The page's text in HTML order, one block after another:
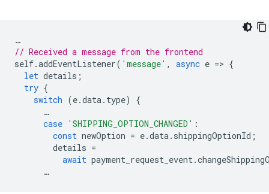
…
// Received a message from the frontend
self.addEventListener( 'message' , async e => {
let details ;
try {
switch (e.data. type)
{
…
case 'SHIPPING_OPTION_CHANGED' :
const newOption = e.data. shippingOptionId ;
details =
await payment_request_event.
…